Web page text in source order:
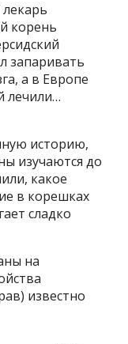
корень
запаривать
а в Европе
лечили…
историю,
изучаются до
какое
в корешках
сладко
на
известно